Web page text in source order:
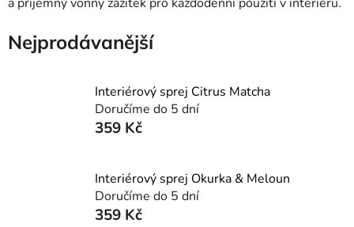
Nejprodávanější
Interiérový sprej Citrus Matcha
Doručíme do 5 dní
359 Kč
Interiérový sprej Okurka & Meloun
Doručíme do 5 dní
359 Kč